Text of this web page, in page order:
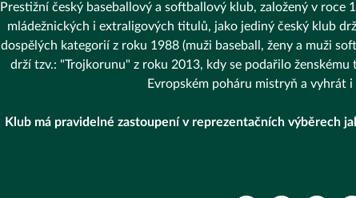
Prestižní český baseballový a softballový klub, založený v roce
mládežnických i extraligových titulů, jako jediný český klub
dospělých kategorií z roku 1988 (muži baseball, ženy a muži
drží tzv.: "Trojkorunu" z roku 2013, kdy se podařilo
Evropském poháru mistryň a vyhrát
Klub má pravidelné zastoupení v reprezentačních výběrech